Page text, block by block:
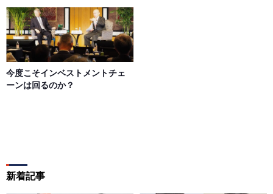
今度こそインベストメントチェ
ーンは回るのか？
新着記事